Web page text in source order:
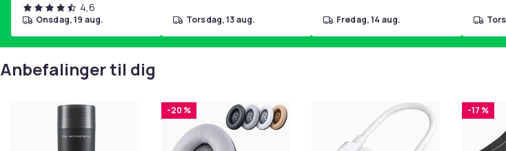
4,6
onsdag, 19 aug. torsdag, 13 aug. fredag, 14 aug.
Anbefalinger til dig
-20 % -17 %